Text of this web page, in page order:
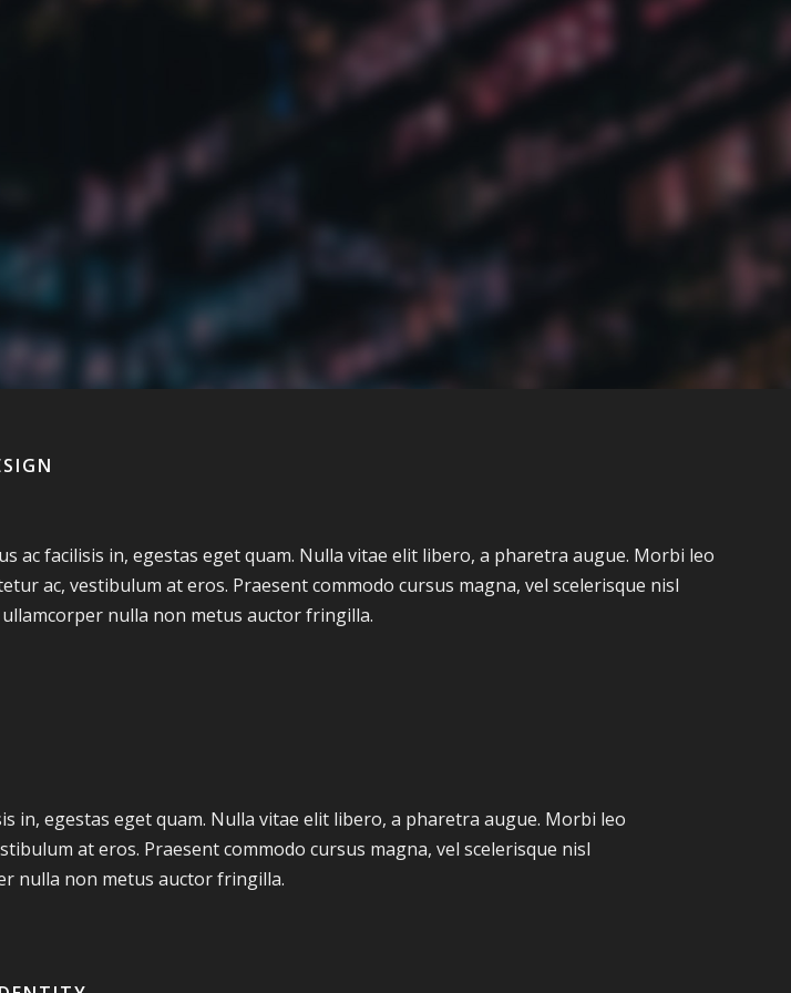
ac facilisis in, egestas eget quam. Nulla vitae elit libero, a pharetra augue. Morbi leo
ac, vestibulum at eros. Praesent commodo cursus magna, vel scelerisque nisl
nulla non metus auctor fringilla.
in, egestas eget quam. Nulla vitae elit libero, a pharetra augue. Morbi leo
at eros. Praesent commodo cursus magna, vel scelerisque nisl
nulla non metus auctor fringilla.